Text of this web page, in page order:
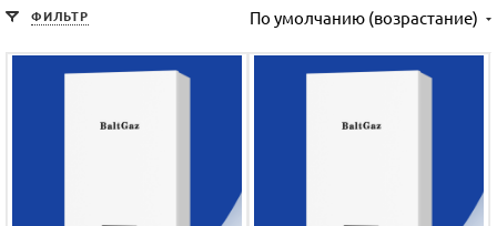
ФИЛЬТР По умолчанию (возрастание)